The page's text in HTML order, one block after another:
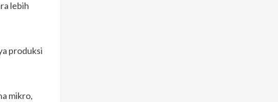
lebih
produksi
mikro,